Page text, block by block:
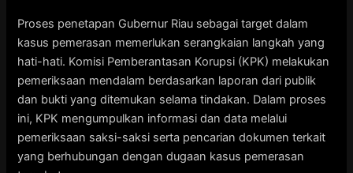
Proses penetapan Gubernur Riau sebagai target dalam
kasus pemerasan memerlukan serangkaian langkah yang
hati-hati. Komisi Pemberantasan Korupsi (KPK) melakukan
pemeriksaan mendalam berdasarkan laporan dari publik
dan bukti yang ditemukan selama tindakan. Dalam proses
ini, KPK mengumpulkan informasi dan data melalui
pemeriksaan saksi-saksi serta pencarian dokumen terkait
yang berhubungan dengan dugaan kasus pemerasan